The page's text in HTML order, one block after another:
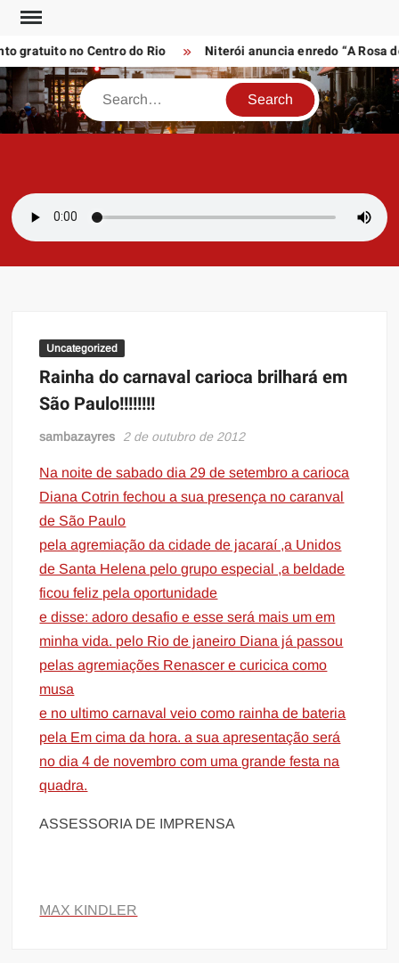
Skip
content
gratuito no Centro do Rio Niterói anuncia enredo “A Rosa
Search
Uncategorized
Rainha do carnaval carioca brilhará em
São Paulo!!!!!!!!
sambazayres 2 de outubro de 2012
Na noite de sabado dia 29 de setembro a carioca
Diana Cotrin fechou a sua presença no caranval
de São Paulo
pela agremiação da cidade de jacaraí ,a Unidos
de Santa Helena pelo grupo especial ,a beldade
ficou feliz pela oportunidade
e disse: adoro desafio e esse será mais um em
minha vida. pelo Rio de janeiro Diana já passou
pelas agremiações Renascer e curicica como
musa
e no ultimo carnaval veio como rainha de bateria
pela Em cima da hora. a sua apresentação será
no dia 4 de novembro com uma grande festa na
quadra.
ASSESSORIA DE IMPRENSA
MAX KINDLER